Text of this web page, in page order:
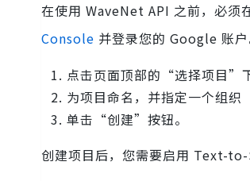
在使用 WaveNet API 之前，必须
Console 并登录您的 Google 账户
点击页面顶部的“选择项目”
为项目命名，并指定一个组织
单击“创建”按钮。
创建项目后，您需要启用 Text-to-